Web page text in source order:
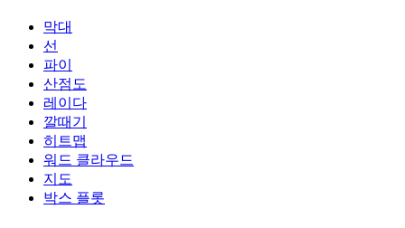
막대
선
파이
산점도
레이다
깔때기
히트맵
워드 클라우드
지도
박스 플롯